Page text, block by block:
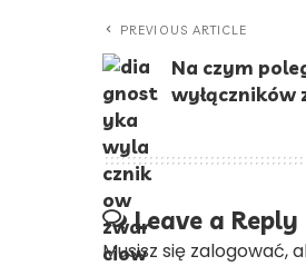
PREVIOUS ARTICLE
Na czym
wyłączników
Leave a Reply
Musisz się zalogować,